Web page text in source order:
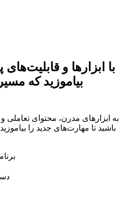
با ابزارها و
بیاموزید که
به ابزارهای مدرن، محتوای
باشید تا مهارت‌های جدید را